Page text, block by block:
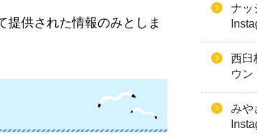
提供された情報のみとしま
ナッ
西臼
ウン
みや